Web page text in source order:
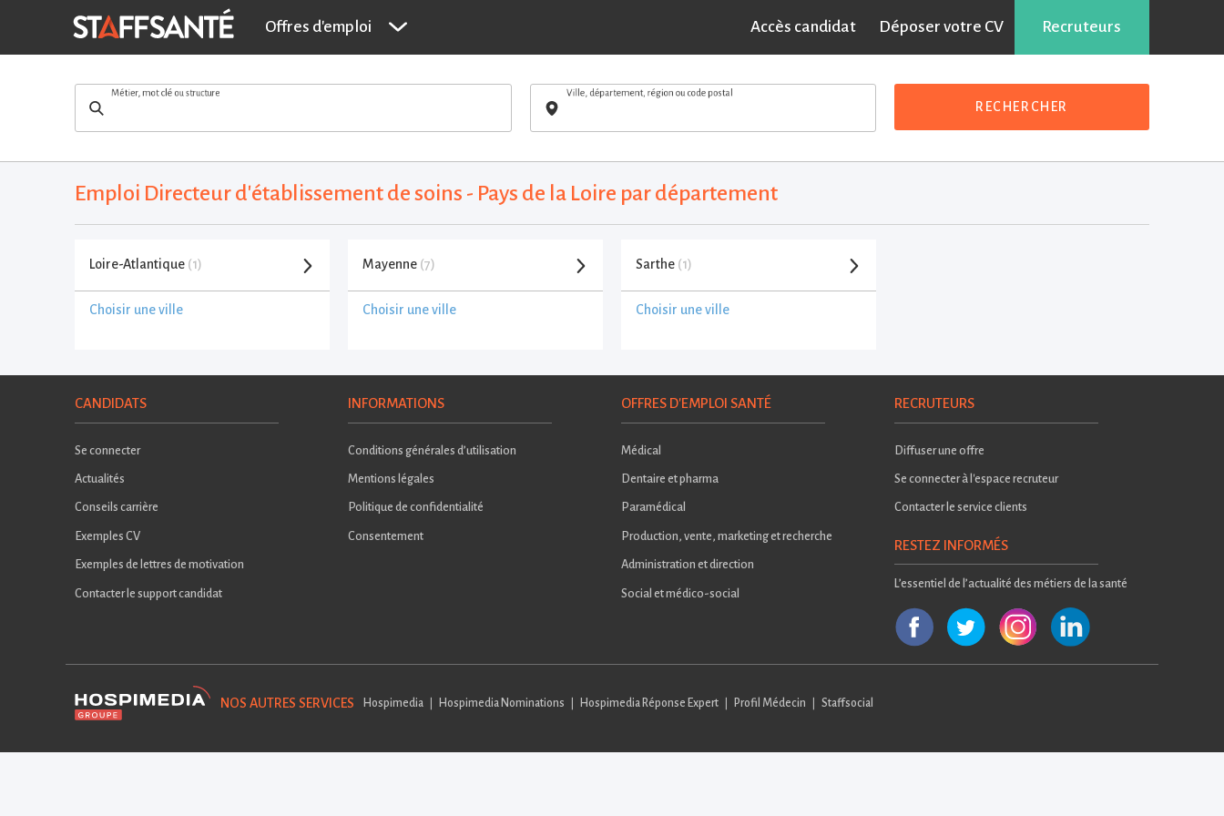
Offres d'emploi Accès candidat Déposer votre CV Recruteurs
Métier, mot clé ou structure Ville, département, région ou code postal
RECHERCHER
Emploi Directeur d'établissement de soins - Pays de la Loire par département
Loire-Atlantique (1)
Choisir une ville
Mayenne (7)
Choisir une ville
Sarthe (1)
Choisir une ville
CANDIDATS
Se connecter
Actualités
Conseils carrière
Exemples CV
Exemples de lettres de motivation
Contacter le support candidat
INFORMATIONS
Conditions générales d’utilisation
Mentions légales
Politique de confidentialité
Consentement
OFFRES D'EMPLOI SANTÉ
Médical
Dentaire et pharma
Paramédical
Production, vente, marketing et recherche
Administration et direction
Social et médico-social
RECRUTEURS
Diffuser une offre
Se connecter à l'espace recruteur
Contacter le service clients
RESTEZ INFORMÉS
L’essentiel de l’actualité des métiers de la santé
NOS AUTRES SERVICES Hospimedia Hospimedia Nominations Hospimedia Réponse Expert Profil Médecin Staffsocial